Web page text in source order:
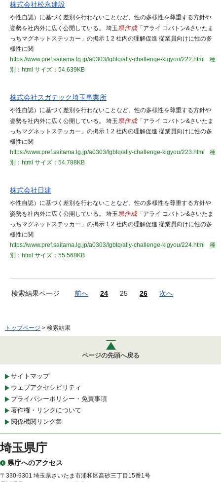
株式会社松永建設
や性自認）に基づく差別を行わないことなど、性の多様性を尊重する方針や
姿勢を社内外に広く公開している。 埼玉県作成「アライ コバトン&さいたま
っちマグネットステッカー」の掲示 1 2 社内の理解促進 従業員向けに性の多
様性に関
https://www.pref.saitama.lg.jp/a0303/lgbtq/ally-challenge-kigyou/222.html
種
別：html サイズ：54.639KB
株式会社スガテック埼玉事業所
や性自認）に基づく差別を行わないことなど、性の多様性を尊重する方針や
姿勢を社内外に広く公開している。 埼玉県作成「アライ コバトン&さいたま
っちマグネットステッカー」の掲示 1 2 社内の理解促進 従業員向けに性の多
様性に関
https://www.pref.saitama.lg.jp/a0303/lgbtq/ally-challenge-kigyou/223.html
種
別：html サイズ：54.788KB
株式会社日建
や性自認）に基づく差別を行わないことなど、性の多様性を尊重する方針や
姿勢を社内外に広く公開している。 埼玉県作成「アライ コバトン&さいたま
っちマグネットステッカー」の掲示 1 2 社内の理解促進 従業員向けに性の多
様性に関
https://www.pref.saitama.lg.jp/a0303/lgbtq/ally-challenge-kigyou/224.html
種
別：html サイズ：55.568KB
検索結果ページ 前へ 24 25 26 次へ
トップページ > 検索結果
ページの先頭へ戻る
サイトマップ
ウェブアクセシビリティ
プライバシーポリシー・免責事項
著作権・リンクについて
関係機関リンク集
埼玉県庁
県庁へのアクセス
〒330-9301 埼玉県さいたま市浦和区高砂三丁目15番1号